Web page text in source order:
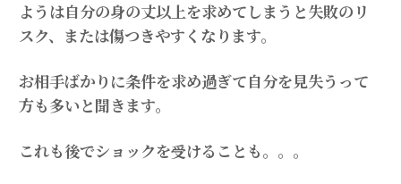
ようは自分の身の丈以上を求めてしまうと失敗のリ
スク、または傷つきやすくなります。
お相手ばかりに条件を求め過ぎて自分を見失うって
方も多いと聞きます。
これも後でショックを受けることも。。。